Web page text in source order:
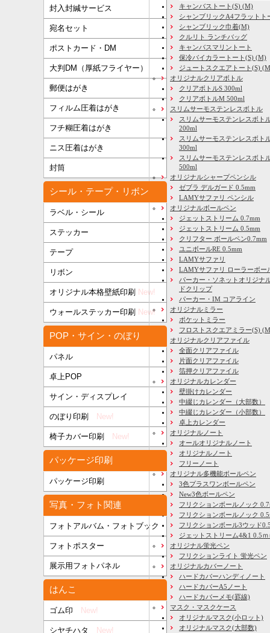
封入封緘サービス
宛名セット
ポストカード・DM
大判DM（厚紙フライヤー）
郵便はがき
フィルム圧着はがき
フチ糊圧着はがき
ニス圧着はがき
封筒
シール・テープ・リボン
ラベル・シール
ステッカー
テープ
リボン
オリジナル本格壁紙印刷 New!
ウォールステッカー印刷 New!
POP・サイン・のぼり
パネル
卓上POP
サイン・ディスプレイ
のぼり印刷 New!
椅子カバー印刷 New!
パッケージ印刷
パッケージ印刷
写真・フォト関連
フォトアルバム・フォトブック
フォトポスター
展示用フォトパネル
はんこ
ゴム印 New!
シヤチハタ New!
キャンバストート(S) (M)
シャンブリックA4フラットト
シャンブリック巾着(M)
クルリト ランチバッグ
キャンバスマリントート
保冷バイカラートート(S) (M)
ジュートスクエアトート(S)
オリジナルクリアボトル
クリアボトルS 300ml
クリアボトルM 500ml
スリムサーモステンレスボトル
スリムサーモステンレスボト
200ml
スリムサーモステンレスボト
300ml
スリムサーモステンレスボト
500ml
オリジナルシャープペンシル
ゼブラ デルガード 0.5mm
LAMYサファリ ペンシル
オリジナルボールペン
ジェットストリーム 0.7mm
ジェットストリーム 0.5mm
クリフター ボールペン0.7mm
ユニボールRE 0.5mm
LAMYサファリ
LAMYサファリ ローラーボー
パーカー・ソネットオリジナ
ドクリップ
パーカー・IM コアライン
オリジナルミラー
ポケットミラー
フロストスクエアミラー(S)
オリジナルクリアファイル
全面クリアファイル
片面クリアファイル
箔押クリアファイル
オリジナルカレンダー
壁掛けカレンダー
中綴じカレンダー（大部数）
中綴じカレンダー（小部数）
卓上カレンダー
オリジナルノート
オールオリジナルノート
オリジナルノート
フリーノート
オリジナル多機能ボールペン
3色プラスワンボールペン
New3色ボールペン
フリクションボールノック
フリクションボールノック
フリクションボール3ウッド
ジェットストリーム4&1 0.5ｍ
オリジナル蛍光ペン
フリクションライト 蛍光ペン
オリジナルカバーノート
ハードカバーハンディノート
ハードカバーA5ノート
ハードカバーメモ(罫線)
マスク・マスクケース
オリジナルマスク(小ロット)
オリジナルマスク(大部数)